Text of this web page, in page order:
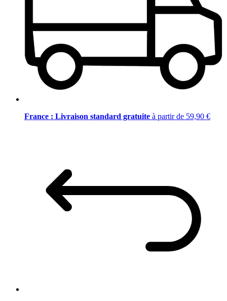
France : Livraison standard gratuite à partir de 59,90 €